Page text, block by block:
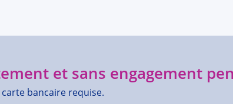
et sans engagement
bancaire requise.